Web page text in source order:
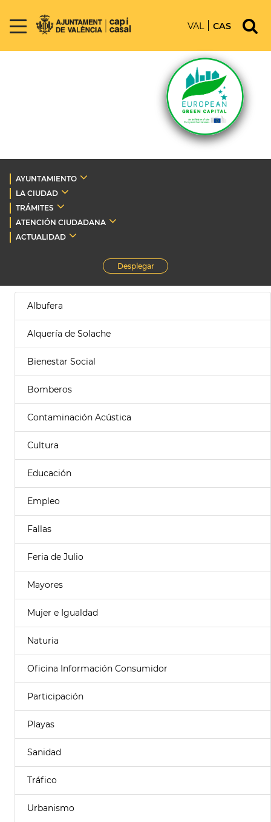
VAL CAS
AYUNTAMIENTO
LA CIUDAD
TRÁMITES
ATENCIÓN CIUDADANA
ACTUALIDAD
Desplegar
Albufera
Alquería de Solache
Bienestar Social
Bomberos
Contaminación Acústica
Cultura
Educación
Empleo
Fallas
Feria de Julio
Mayores
Mujer e Igualdad
Naturia
Oficina Información Consumidor
Participación
Playas
Sanidad
Tráfico
Urbanismo